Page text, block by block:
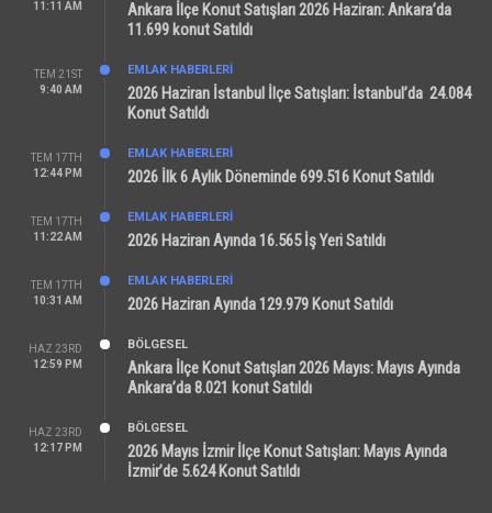
11:11 AM
Ankara İlçe Konut Satışları 2026 Haziran: Ankara’da
11.699 konut Satıldı
TEM 21ST
9:40 AM
EMLAK HABERLERI
2026 Haziran İstanbul İlçe Satışları: İstanbul’da 24.084
Konut Satıldı
TEM 17TH
12:44 PM
EMLAK HABERLERI
2026 İlk 6 Aylık Döneminde 699.516 Konut Satıldı
TEM 17TH
11:22 AM
EMLAK HABERLERI
2026 Haziran Ayında 16.565 İş Yeri Satıldı
TEM 17TH
10:31 AM
EMLAK HABERLERI
2026 Haziran Ayında 129.979 Konut Satıldı
HAZ 23RD
12:59 PM
BÖLGESEL
Ankara İlçe Konut Satışları 2026 Mayıs: Mayıs Ayında
Ankara’da 8.021 konut Satıldı
HAZ 23RD
12:17 PM
BÖLGESEL
2026 Mayıs İzmir İlçe Konut Satışları: Mayıs Ayında
İzmir’de 5.624 Konut Satıldı